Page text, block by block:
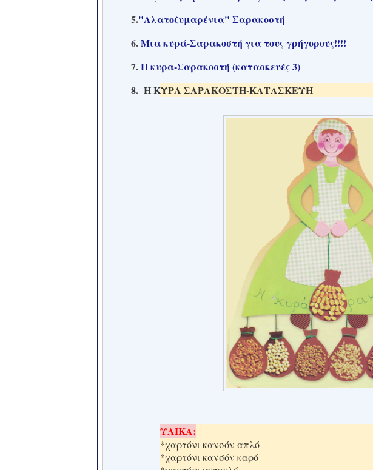
5."Αλατοζυμαρένια" Σαρακοστή
6.Μια κυρά-Σαρακοστή για τους γρήγορους!!!!
7.Η κυρα-Σαρακοστή (κατασκευές 3)
8. Η ΚΥΡΑ ΣΑΡΑΚΟΣΤΗ-ΚΑΤΑΣΚΕΥΗ
ΥΛΙΚΑ:
*χαρτόνι κανσόν απλό
*χαρτόνι κανσόν καρό